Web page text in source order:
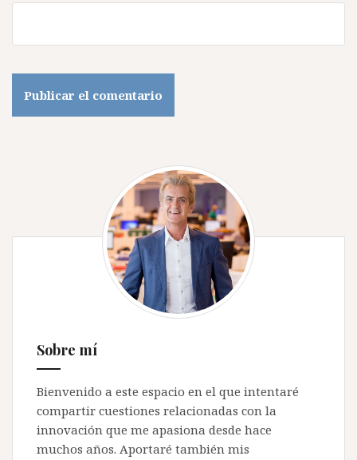
Sobre mí
Bienvenido a este espacio en el que intentaré
compartir cuestiones relacionadas con la
innovación que me apasiona desde hace
muchos años. Aportaré también mis